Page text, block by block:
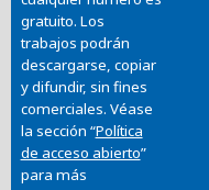
gratuito. Los
trabajos podrán
descargarse, copiar
y difundir, sin fines
comerciales. Véase
la sección “Política
de acceso abierto”
para más